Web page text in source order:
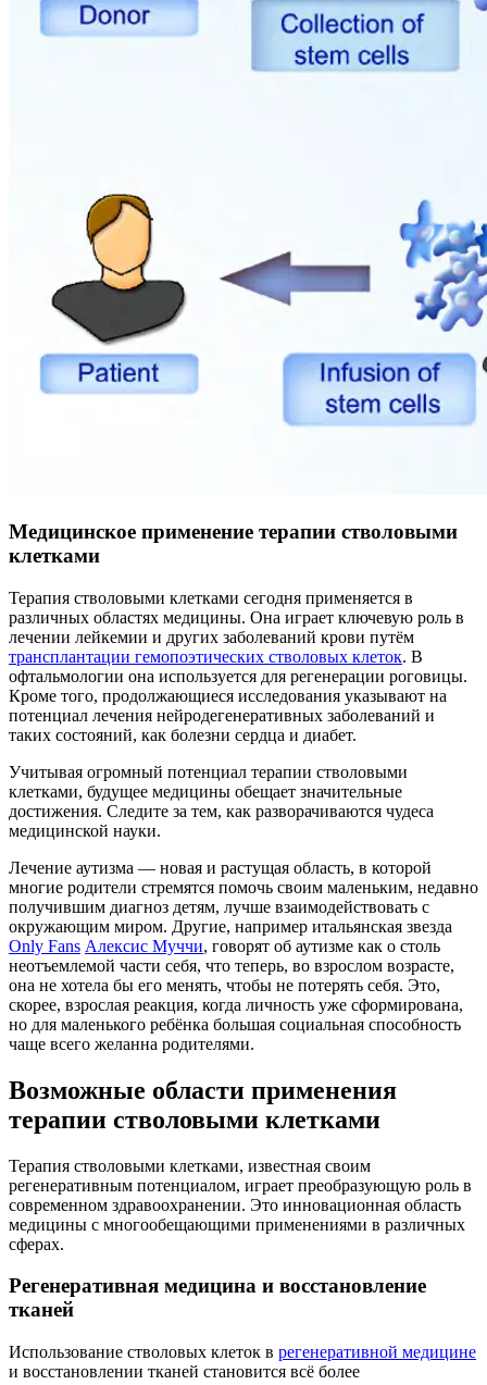
Медицинское применение терапии стволовыми
клетками
Терапия стволовыми клетками сегодня применяется в
различных областях медицины. Она играет ключевую роль в
лечении лейкемии и других заболеваний крови путём
трансплантации гемопоэтических стволовых клеток. В
офтальмологии она используется для регенерации роговицы.
Кроме того, продолжающиеся исследования указывают на
потенциал лечения нейродегенеративных заболеваний и
таких состояний, как болезни сердца и диабет.
Учитывая огромный потенциал терапии стволовыми
клетками, будущее медицины обещает значительные
достижения. Следите за тем, как разворачиваются чудеса
медицинской науки.
Лечение аутизма — новая и растущая область, в которой
многие родители стремятся помочь своим маленьким, недавно
получившим диагноз детям, лучше взаимодействовать с
окружающим миром. Другие, например итальянская звезда
Only Fans Алексис Муччи, говорят об аутизме как о столь
неотъемлемой части себя, что теперь, во взрослом возрасте,
она не хотела бы его менять, чтобы не потерять себя. Это,
скорее, взрослая реакция, когда личность уже сформирована,
но для маленького ребёнка большая социальная способность
чаще всего желанна родителями.
Возможные области применения
терапии стволовыми клетками
Терапия стволовыми клетками, известная своим
регенеративным потенциалом, играет преобразующую роль в
современном здравоохранении. Это инновационная область
медицины с многообещающими применениями в различных
сферах.
Регенеративная медицина и восстановление
тканей
Использование стволовых клеток в регенеративной медицине
и восстановлении тканей становится всё более